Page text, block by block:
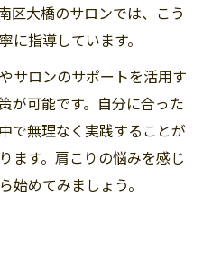
区大橋のサロンでは、こう
に指導しています。
サロンのサポートを活用す
が可能です。自分に合った
で無理なく実践することが
ます。肩こりの悩みを感じ
始めてみましょう。